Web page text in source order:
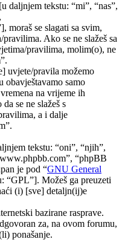
daljnjem tekstu: “mi”, “nas”,
moraš se slagati sa svim,
Ako se ne slažeš sa
pravilima, molim(o), ne
uvjete/pravila možemo
obavještavamo samo
na vrijeme ih
se ne slažeš s
a i dalje
tekstu: “oni”, “njih”,
“phpBB
je pod “GNU General
“GPL”]. Možeš ga preuzeti
(i) [sve] detaljn(ij)e
bazirane rasprave.
za, na ovom forumu,
ponašanje.